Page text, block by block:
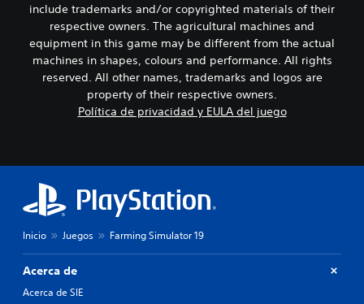
include trademarks and/or copyrighted materials of their
respective owners. The agricultural machines and
equipment in this game may be different from the actual
machines in shapes, colours and performance. All rights
reserved. All other names, trademarks and logos are
property of their respective owners.
Política de privacidad y EULA del juego
Inicio Juegos Farming Simulator 19
Acerca de
Acerca de SIE